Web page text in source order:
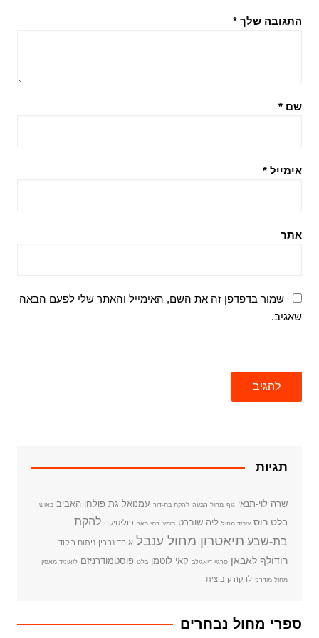
התגובה שלך *
שם *
אימייל *
אתר
שמור בדפדפן זה את השם, האימייל והאתר שלי לפעם הבאה
שאגיב.
תגיות
שרה לוי-תנאי גוף מחול הבעה להקת בת-דור עמנואל גת פולחן האביב באוש
בלט רוס עיבוד מחול ליה שוברט מופע רמי באר פוליטיקה להקת
בת-שבע תיאטרון מחול ענבל אוהד נהרין ניתוח ריקוד
רודולף לאבאן סרגיי דיאגילב קאי לוטמן בלט פוסטמודרניזם ליאוניד מאסין
מחול מודרני להקה קיבוצית
ספרי מחול נבחרים